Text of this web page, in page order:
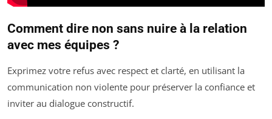
Comment dire non sans nuire à la relation
avec mes équipes ?
Exprimez votre refus avec respect et clarté, en utilisant la
communication non violente pour préserver la confiance et
inviter au dialogue constructif.